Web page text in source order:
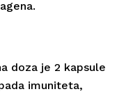
doza je 2 kapsule
imuniteta,